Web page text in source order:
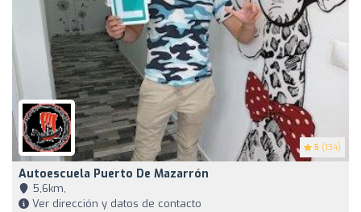
5 (134)
Autoescuela Puerto De Mazarrón
5,6km,
Ver dirección y datos de contacto